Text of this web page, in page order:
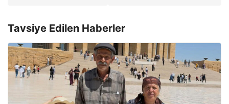
Tavsiye Edilen Haberler